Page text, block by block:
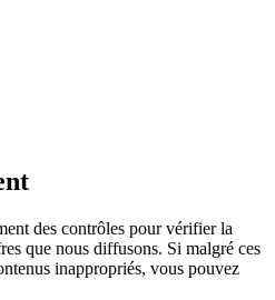
des contrôles pour vérifier la
que nous diffusons. Si malgré ces
inappropriés, vous pouvez